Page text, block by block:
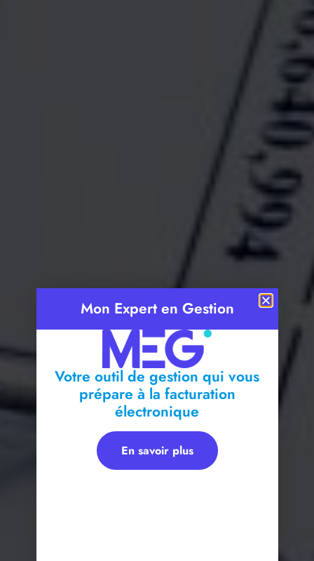
Mon Expert en Gestion
Votre outil de gestion qui vous
prépare à la facturation
électronique
En savoir plus